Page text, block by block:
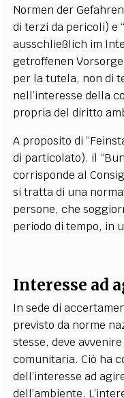
Normen der
di terzi da pericoli) e
ausschließlich im
getroffenen
per la tutela, non di
nell’interesse della
propria del diritto
A proposito di
di particolato). il
corrisponde al
si tratta di una
persone, che
periodo di tempo, in
Interesse ad
In sede di
previsto da norme
stesse, deve
comunitaria. Ciò ha
dell’interesse ad
dell’ambiente.